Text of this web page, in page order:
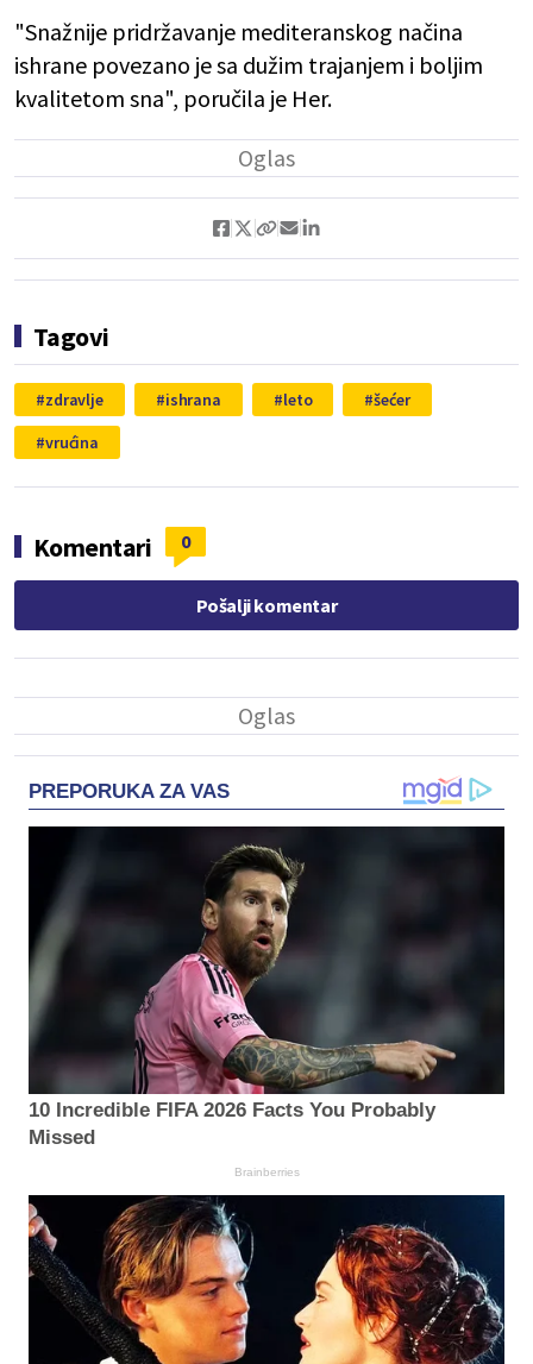
"Snažnije pridržavanje mediteranskog načina
ishrane povezano je sa dužim trajanjem i boljim
kvalitetom sna", poručila je Her.
Tagovi
zdravlje ishrana leto
šećer
vrućina
Komentari 0
Pošalji komentar
PREPORUKA ZA VAS
10 Incredible FIFA 2026 Facts You Probably
Missed
Brainberries